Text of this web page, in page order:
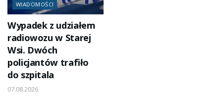
WIADOMOŚCI
Wypadek z udziałem
radiowozu w Starej
Wsi. Dwóch
policjantów trafiło
do szpitala
07.08.2026